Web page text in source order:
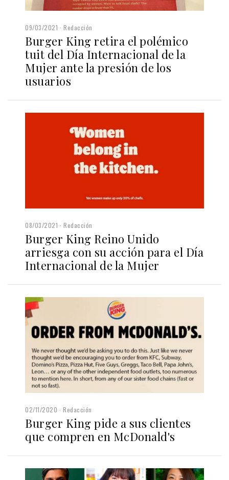
09/03/2021 Redacción
Burger King retira el polémico
tuit del Día Internacional de la
Mujer ante la presión de los
usuarios
08/03/2021 Redacción
Burger King Reino Unido
arriesga con su acción para el Día
Internacional de la Mujer
02/11/2020 Redacción
Burger King pide a sus clientes
que compren en McDonald's